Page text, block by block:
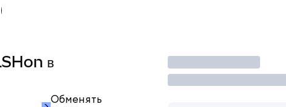
в
Обменять
Торговать